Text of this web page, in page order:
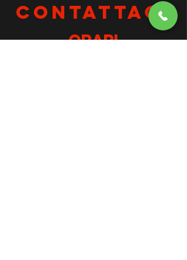
CONTATTACI
orari